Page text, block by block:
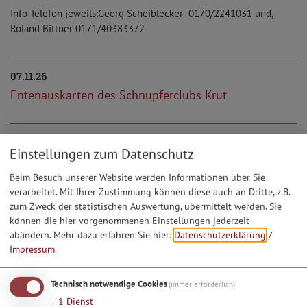
Info-Telefon jeweils:Georg Scheiblecker 0170/2241031 und,
Roland Bittner 0171/40383372
07.11.26
Entenauskarten des Schnupferclubs Krut
St. Martinsfest im KiGa Schelldorf
21.11.26
Jahresabschlussessen der Aktiven FF Schelldorf-
Biberg-Krut
27.11.26
Einstellungen zum Datenschutz
Beim Besuch unserer Website werden Informationen über Sie
verarbeitet. Mit Ihrer Zustimmung können diese auch an Dritte, z.B.
zum Zweck der statistischen Auswertung, übermittelt werden. Sie
können die hier vorgenommenen Einstellungen jederzeit
abändern. Mehr dazu erfahren Sie hier: Datenschutzerklärung /
Impressum.
Technisch notwendige Cookies(immer erforderlich)
↓ 1 Dienst